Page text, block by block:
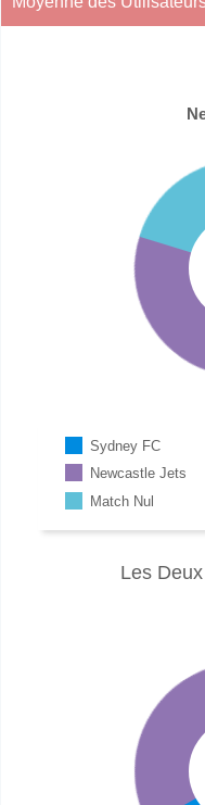
Sydney FC
Newcastle Jets
Match Nul
Les